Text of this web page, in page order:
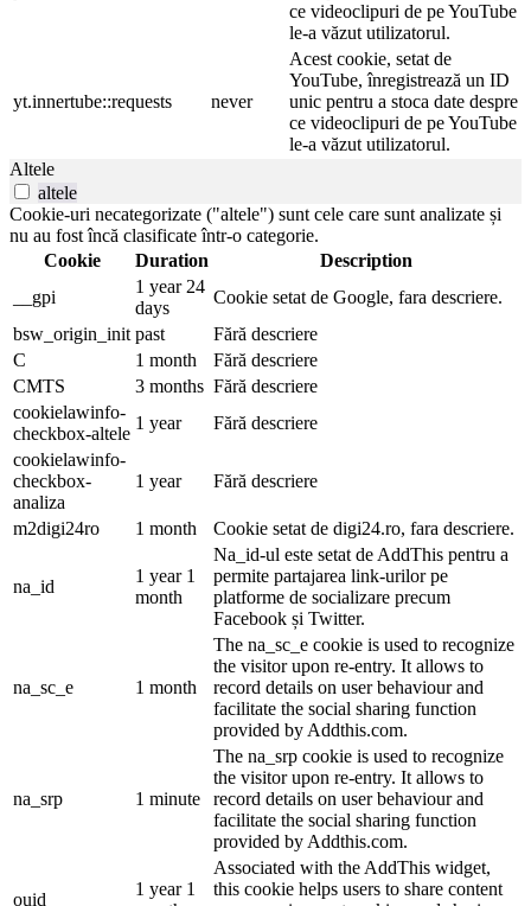
ce videoclipuri de pe YouTube
le-a văzut utilizatorul.
yt.innertube::requests never
Acest cookie, setat de
YouTube, înregistrează un ID
unic pentru a stoca date despre
ce videoclipuri de pe YouTube
le-a văzut utilizatorul.
Altele
altele
Cookie-uri necategorizate ("altele") sunt cele care sunt analizate și
nu au fost încă clasificate într-o categorie.
Cookie
Duration
Description
__gpi
1 year 24
days
Cookie setat de Google, fara descriere.
bsw_origin_init past
Fără descriere
C
1 month
Fără descriere
CMTS
3 months Fără descriere
cookielawinfo-
checkbox-altele
1 year
Fără descriere
cookielawinfo-
checkbox-
analiza
1 year Fără descriere
m2digi24ro 1 month Cookie setat de digi24.ro, fara descriere.
na_id
1 year 1
month
Na_id-ul este setat de AddThis pentru a
permite partajarea link-urilor pe
platforme de socializare precum
Facebook și Twitter.
na_sc_e 1 month
The na_sc_e cookie is used to recognize
the visitor upon re-entry. It allows to
record details on user behaviour and
facilitate the social sharing function
provided by Addthis.com.
na_srp 1 minute
The na_srp cookie is used to recognize
the visitor upon re-entry. It allows to
record details on user behaviour and
facilitate the social sharing function
provided by Addthis.com.
ouid
1 year 1
Associated with the AddThis widget,
this cookie helps users to share content